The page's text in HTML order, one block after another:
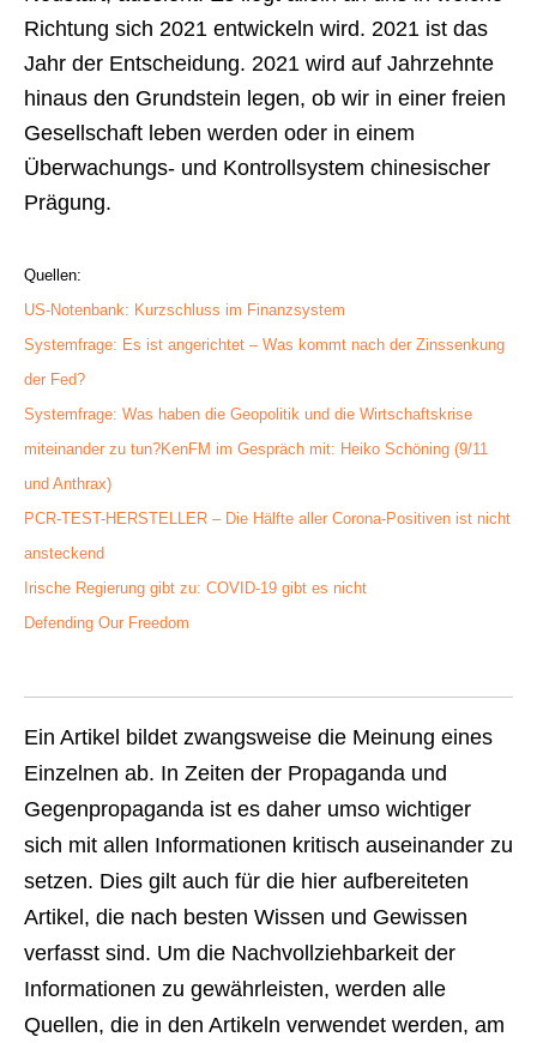
Richtung sich 2021 entwickeln wird. 2021 ist das
Jahr der Entscheidung. 2021 wird auf Jahrzehnte
hinaus den Grundstein legen, ob wir in einer freien
Gesellschaft leben werden oder in einem
Überwachungs- und Kontrollsystem chinesischer
Prägung.
Quellen:
US-Notenbank: Kurzschluss im Finanzsystem
Systemfrage: Es ist angerichtet – Was kommt nach der Zinssenkung
der Fed?
Systemfrage: Was haben die Geopolitik und die Wirtschaftskrise
miteinander zu tun?KenFM im Gespräch mit: Heiko Schöning (9/11
und Anthrax)
PCR-TEST-HERSTELLER – Die Hälfte aller Corona-Positiven ist nicht
ansteckend
Irische Regierung gibt zu: COVID-19 gibt es nicht
Defending Our Freedom
Ein Artikel bildet zwangsweise die Meinung eines
Einzelnen ab. In Zeiten der Propaganda und
Gegenpropaganda ist es daher umso wichtiger
sich mit allen Informationen kritisch auseinander zu
setzen. Dies gilt auch für die hier aufbereiteten
Artikel, die nach besten Wissen und Gewissen
verfasst sind. Um die Nachvollziehbarkeit der
Informationen zu gewährleisten, werden alle
Quellen, die in den Artikeln verwendet werden, am